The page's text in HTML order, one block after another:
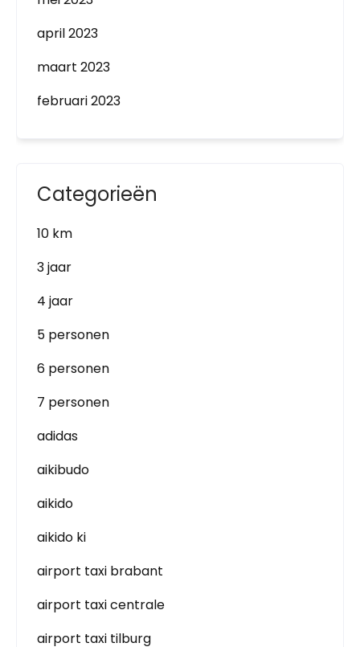
april 2023
maart 2023
februari 2023
Categorieën
10 km
3 jaar
4 jaar
5 personen
6 personen
7 personen
adidas
aikibudo
aikido
aikido ki
airport taxi brabant
airport taxi centrale
airport taxi tilburg